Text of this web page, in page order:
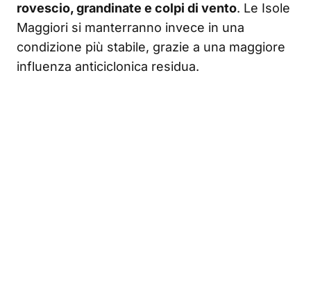
rovescio, grandinate e colpi di vento. Le Isole
Maggiori si manterranno invece in una
condizione più stabile, grazie a una maggiore
influenza anticiclonica residua.